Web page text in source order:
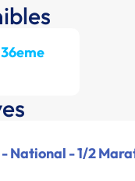
National - 1/2